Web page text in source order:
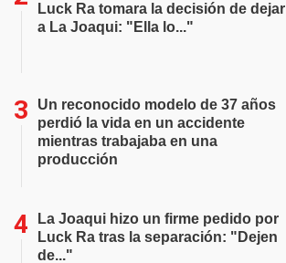
Luck Ra tomara la decisión de dejar
a La Joaqui: "Ella lo..."
Un reconocido modelo de 37 años
perdió la vida en un accidente
mientras trabajaba en una
producción
La Joaqui hizo un firme pedido por
Luck Ra tras la separación: "Dejen
de..."